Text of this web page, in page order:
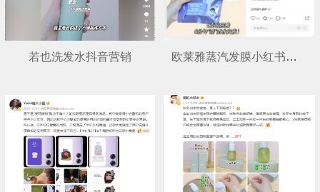
若也洗发水抖音营销 欧莱雅蒸汽发膜小红书营销